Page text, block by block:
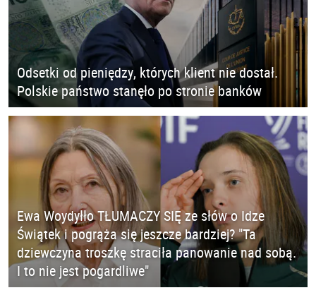
Odsetki od pieniędzy, których klient nie dostał.
Polskie państwo stanęło po stronie banków
Ewa Woydyłło TŁUMACZY SIĘ ze słów o Idze
Świątek i pogrąża się jeszcze bardziej? "Ta
dziewczyna troszkę straciła panowanie nad sobą.
I to nie jest pogardliwe"